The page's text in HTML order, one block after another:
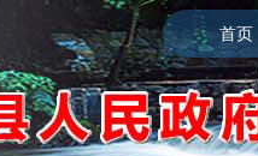
首页